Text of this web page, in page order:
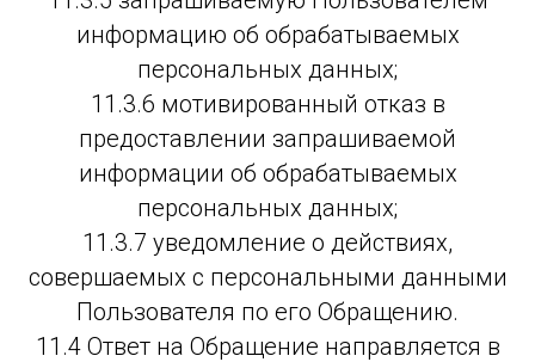
информацию об обрабатываемых
персональных данных;
11.3.6 мотивированный отказ в
предоставлении запрашиваемой
информации об обрабатываемых
персональных данных;
11.3.7 уведомление о действиях,
совершаемых с персональными данными
Пользователя по его Обращению.
11.4 Ответ на Обращение направляется в